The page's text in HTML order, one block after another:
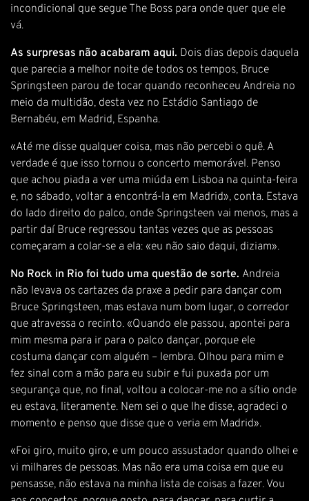
incondicional que segue The Boss para onde quer que ele
vá.
As surpresas não acabaram aqui. Dois dias depois daquela
que parecia a melhor noite de todos os tempos, Bruce
Springsteen parou de tocar quando reconheceu Andreia no
meio da multidão, desta vez no Estádio Santiago de
Bernabéu, em Madrid, Espanha.
«Até me disse qualquer coisa, mas não percebi o quê. A
verdade é que isso tornou o concerto memorável. Penso
que achou piada a ver uma miúda em Lisboa na quinta-feira
e, no sábado, voltar a encontrá-la em Madrid», conta. Estava
do lado direito do palco, onde Springsteen vai menos, mas a
partir daí Bruce regressou tantas vezes que as pessoas
começaram a colar-se a ela: «eu não saio daqui, diziam».
No Rock in Rio foi tudo uma questão de sorte. Andreia
não levava os cartazes da praxe a pedir para dançar com
Bruce Springsteen, mas estava num bom lugar, o corredor
que atravessa o recinto. «Quando ele passou, apontei para
mim mesma para ir para o palco dançar, porque ele
costuma dançar com alguém – lembra. Olhou para mim e
fez sinal com a mão para eu subir e fui puxada por um
segurança que, no final, voltou a colocar-me no a sítio onde
eu estava, literamente. Nem sei o que lhe disse, agradeci o
momento e penso que disse que o veria em Madrid».
«Foi giro, muito giro, e um pouco assustador quando olhei e
vi milhares de pessoas. Mas não era uma coisa em que eu
pensasse, não estava na minha lista de coisas a fazer. Vou